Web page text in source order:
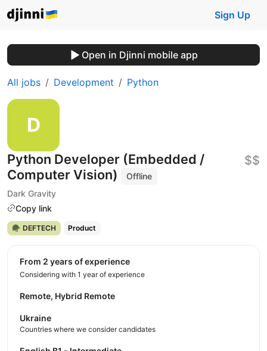
Sign Up
Open in Djinni mobile app
All jobs Development Python
Python Developer (Embedded /
Computer Vision)
Offline
Dark Gravity
Copy link
$$
🪖 DEFTECH Product
from 2 years of experience
Considering with 1 year of experience
Remote, Hybrid Remote
Ukraine
Countries where we consider candidates